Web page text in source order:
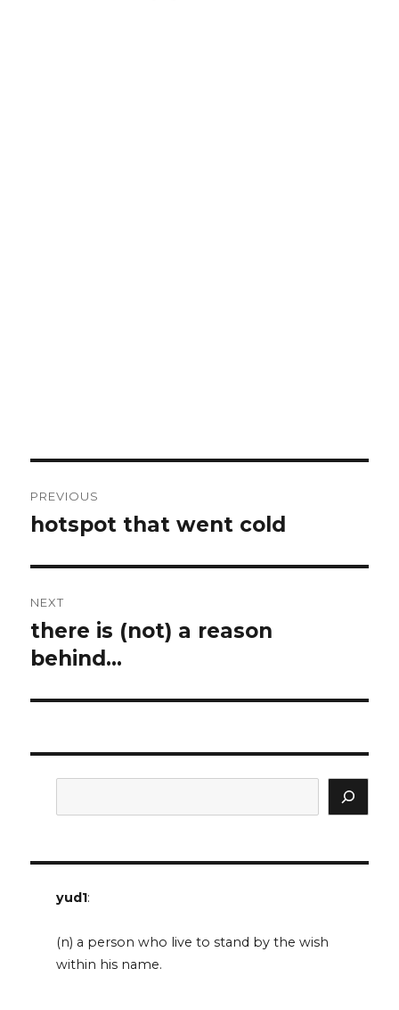
navigation
PREVIOUS
Previous
hotspot that went cold
NEXT
Next
post:
there is (not) a reason
behind…
yud1:
(n) a person who live to stand by the wish
within his name.